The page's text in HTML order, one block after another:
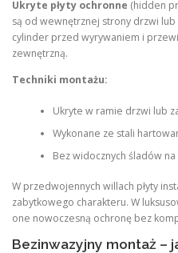
Ukryte płyty ochronne (hidden
są od wewnętrznej strony drzwi
cylinder przed wyrywaniem i
zewnętrzną.
Techniki montażu:
Ukryte w ramie drzwi lub
Wykonane ze stali
Bez widocznych śladów
W przedwojennych willach płyty
zabytkowego charakteru. W
one nowoczesną ochronę bez
Bezinwazyjny montaż –